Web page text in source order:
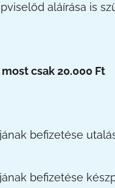
aláírása is
most csak 20.000 Ft
befizetése
befizetése